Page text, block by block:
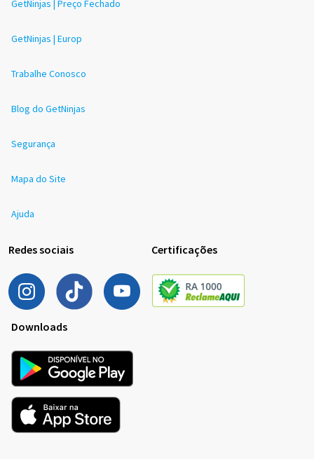
GetNinjas | Preço Fechado
GetNinjas | Europ
Trabalhe Conosco
Blog do GetNinjas
Segurança
Mapa do Site
Ajuda
Redes sociais Certificações
Downloads